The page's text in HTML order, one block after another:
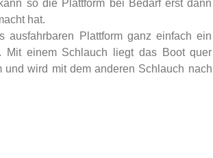
so die Plattform bei Bedarf erst dann
hat.
ausfahrbaren Plattform ganz einfach ein
Mit einem Schlauch liegt das Boot quer
und wird mit dem anderen Schlauch nach